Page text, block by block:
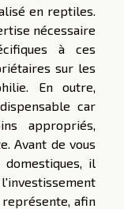
en reptiles.
nécessaire
à ces
sur les
En outre,
car
appropriés,
Avant de vous
il
afin